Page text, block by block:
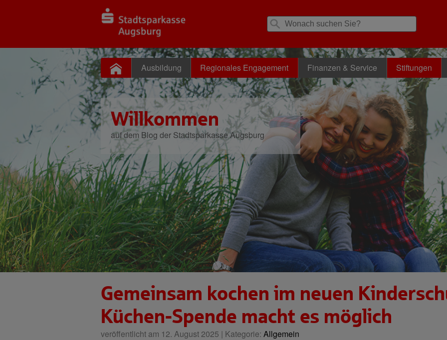
Ausbildung Regionales Engagement Finanzen & Service Stiftungen
Willkommen
auf dem Blog der Stadtsparkasse Augsburg
Gemeinsam kochen im neuen
Küchen-Spende macht es möglich
veröffentlicht am 12. August 2025 | Kategorie: Allgemein